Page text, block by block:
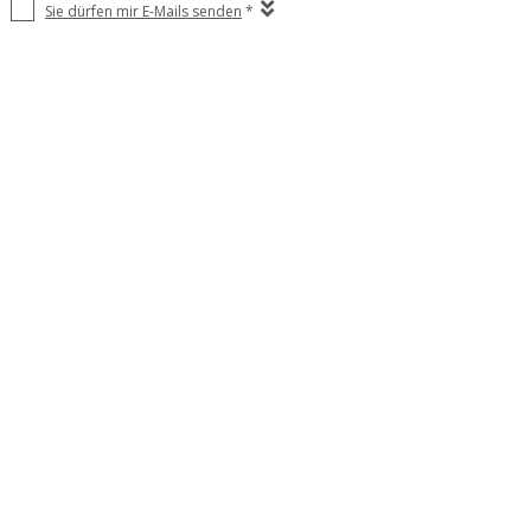
Sie dürfen mir E-Mails senden *